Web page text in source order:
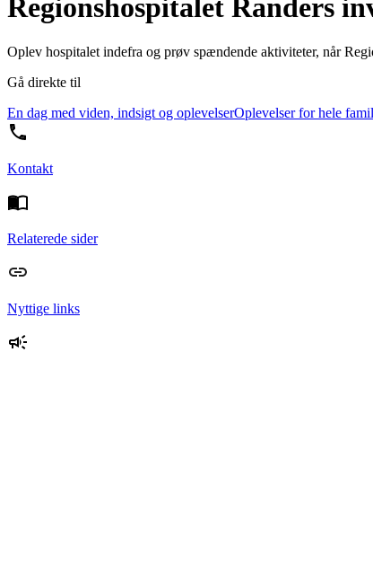
Regionshospitalet Randers
Oplev hospitalet indefra og prøv spændende aktiviteter, når
Gå direkte til
En dag med viden, indsigt og oplevelserOplevelser for hele
Kontakt
Relaterede sider
Nyttige links